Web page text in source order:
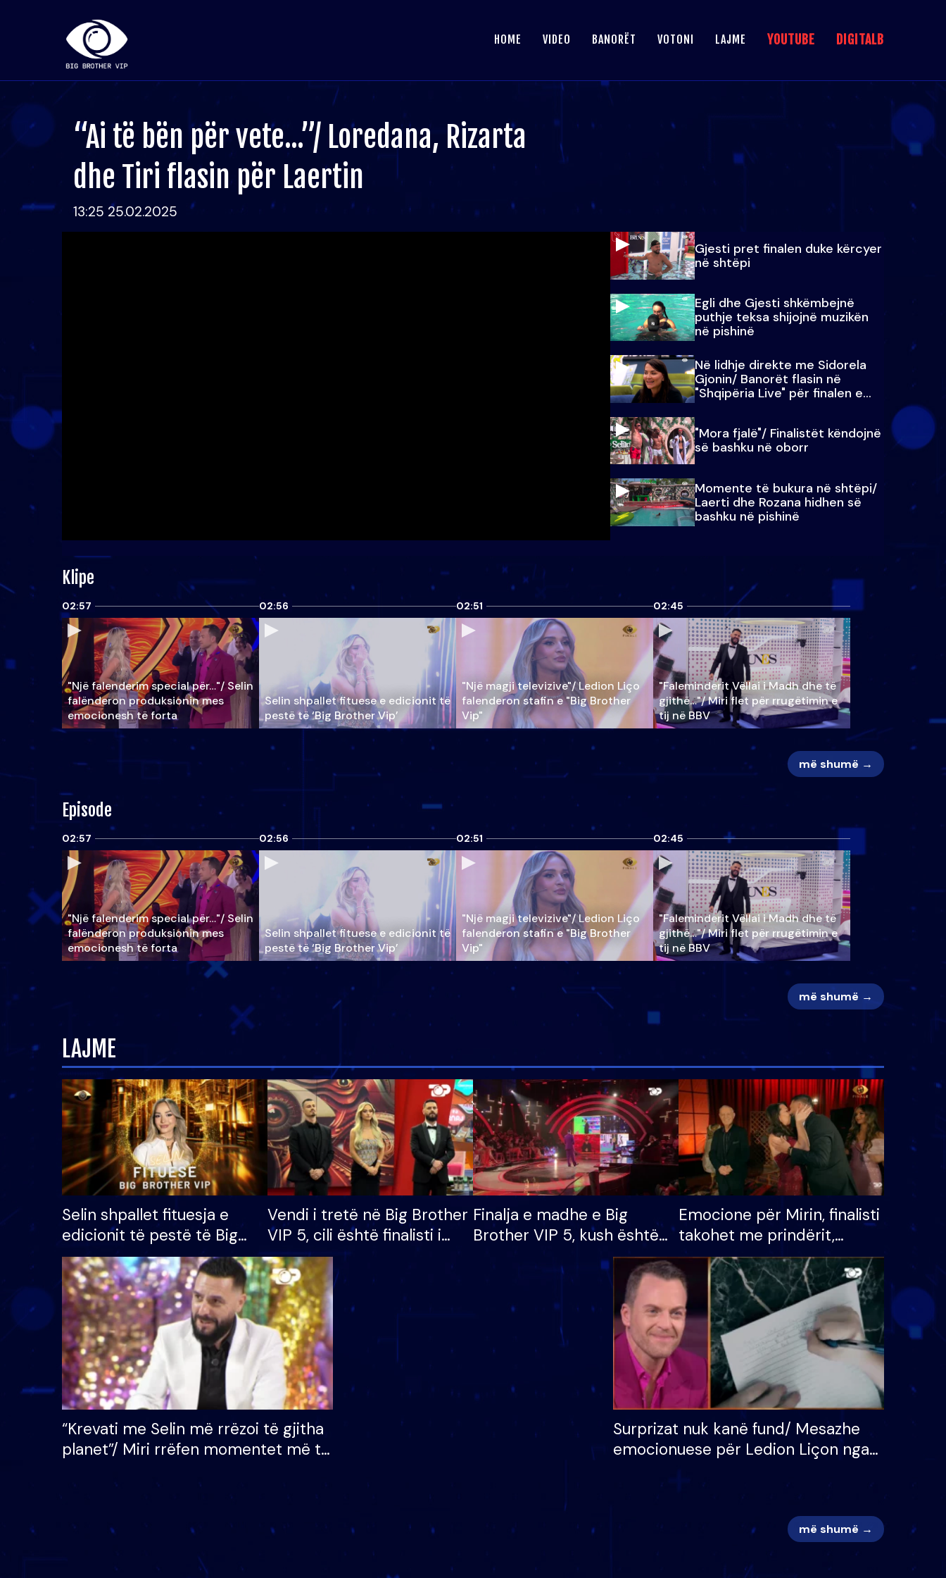
HOME VIDEO BANORËT VOTONI LAJME YOUTUBE DIGITALB
“Ai të bën për vete...”/ Loredana, Rizarta
dhe Tiri flasin për Laertin
13:25 25.02.2025
Gjesti pret finalen duke kërcyer
në shtëpi
Egli dhe Gjesti shkëmbejnë
puthje teksa shijojnë muzikën
në pishinë
Në lidhje direkte me Sidorela
Gjonin/ Banorët flasin në
"Shqipëria Live" për finalen e
madhe
"Mora fjalë"/ Finalistët këndojnë
së bashku në oborr
Momente të bukura në shtëpi/
Laerti dhe Rozana hidhen së
bashku në pishinë
Klipe
02:57
"Një falenderim special për…"/ Selin
falënderon produksionin mes
emocionesh të forta
02:56
Selin shpallet fituese e edicionit të
pestë të ‘Big Brother Vip’
02:51
"Një magji televizive"/ Ledion Liço
falenderon stafin e "Big Brother
Vip"
02:45
"Faleminderit Vëllai i Madh dhe të
gjithë…"/ Miri flet për rrugëtimin e
tij në BBV
më shumë →
Episode
02:57
"Një falenderim special për…"/ Selin
falënderon produksionin mes
emocionesh të forta
02:56
Selin shpallet fituese e edicionit të
pestë të ‘Big Brother Vip’
02:51
"Një magji televizive"/ Ledion Liço
falenderon stafin e "Big Brother
Vip"
02:45
"Faleminderit Vëllai i Madh dhe të
gjithë…"/ Miri flet për rrugëtimin e
tij në BBV
më shumë →
LAJME
Selin shpallet fituesja e
edicionit të pestë të Big
Brother VIP, rrëmben
çmimin e madh prej 100
mijë eurosh
Vendi i tretë në Big Brother
VIP 5, cili është finalisti i
radhës që lë shtëpinë
Finalja e madhe e Big
Brother VIP 5, kush është
banori i parë që lë shtëpinë
dhe humb mundësinë për
të fituar çmimin e madh
Emocione për Mirin, finalisti
takohet me prindërit,
vajzën dhe bashkëshorten:
S’kemi ndonjë letër divorci
apo jo?
“Krevati me Selin më rrëzoi të gjitha
planet”/ Miri rrëfen momentet më të
mungojë zilja e mëngjesit kur…
Surprizat nuk kanë fund/ Mesazhe
emocionuese për Ledion Liçon nga
më shumë →